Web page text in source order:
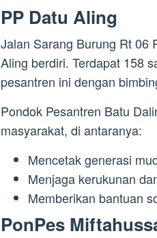
PP Datu Aling
Jalan Sarang Burung Rt 06
Aling berdiri. Terdapat 158
pesantren ini dengan
Pondok Pesantren Batu
masyarakat, di antaranya:
Mencetak generasi
Menjaga kerukunan
Memberikan bantuan
PonPes